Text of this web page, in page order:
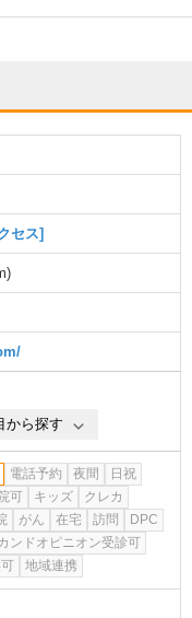
セス]
)
から探す
電話予約 夜間
日祝
可 キッズ
クレカ
がん 在宅 訪問
DPC
ンドオピニオン受診可
地域連携